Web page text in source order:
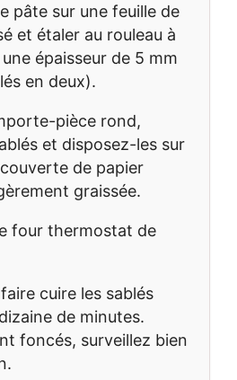
pâte sur une feuille de
et étaler au rouleau à
épaisseur de 5 mm
en deux).
pièce rond,
et disposez-les sur
de papier
graissée.
four thermostat de
cuire les sablés
de minutes.
foncés, surveillez bien